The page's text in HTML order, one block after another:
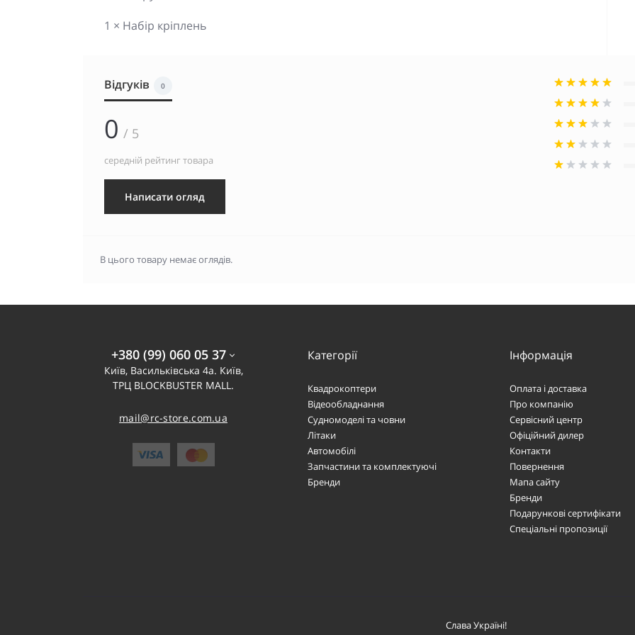
1 × Набір кріплень
Відгуків 0
0 / 5
середній рейтинг товара
Написати огляд
В цього товару немає оглядів.
+380 (99) 060 05 37
Київ, Васильківська 4а. Київ,
ТРЦ BLOCKBUSTER MALL.
mail@rc-store.com.ua
Категорії
Квадрокоптери
Відеообладнання
Судномоделі та човни
Літаки
Автомобілі
Запчастини та комплектуючі
Бренди
Інформація
Оплата і доставка
Про компанію
Сервісний центр
Офіційний дилер
Контакти
Повернення
Мапа сайту
Бренди
Подарункові сертифікати
Спеціальні пропозиції
Слава Україні!